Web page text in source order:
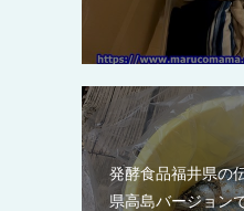
発酵食品福井県の
県高島バージョン